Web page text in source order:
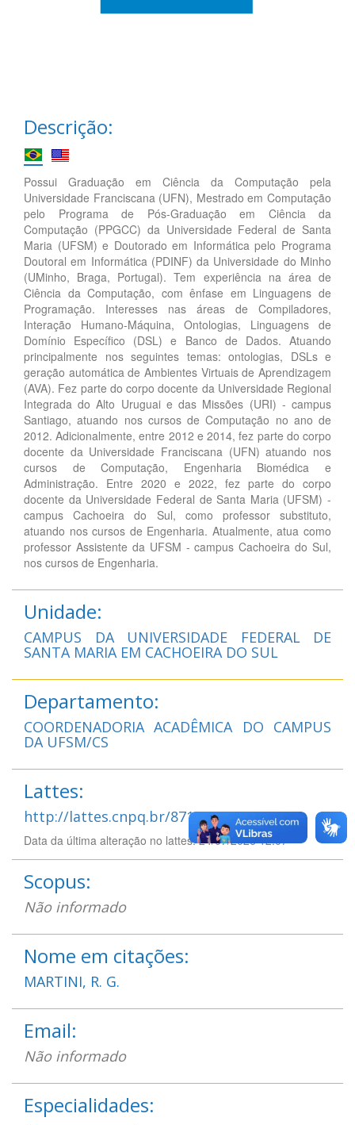
Descrição:
Possui Graduação em Ciência da Computação pela
Universidade Franciscana (UFN), Mestrado em Computação
pelo Programa de Pós-Graduação em Ciência da
Computação (PPGCC) da Universidade Federal de Santa
Maria (UFSM) e Doutorado em Informática pelo Programa
Doutoral em Informática (PDINF) da Universidade do Minho
(UMinho, Braga, Portugal). Tem experiência na área de
Ciência da Computação, com ênfase em Linguagens de
Programação. Interesses nas áreas de Compiladores,
Interação Humano-Máquina, Ontologias, Linguagens de
Domínio Específico (DSL) e Banco de Dados. Atuando
principalmente nos seguintes temas: ontologias, DSLs e
geração automática de Ambientes Virtuais de Aprendizagem
(AVA). Fez parte do corpo docente da Universidade Regional
Integrada do Alto Uruguai e das Missões (URI) - campus
Santiago, atuando nos cursos de Computação no ano de
2012. Adicionalmente, entre 2012 e 2014, fez parte do corpo
docente da Universidade Franciscana (UFN) atuando nos
cursos de Computação, Engenharia Biomédica e
Administração. Entre 2020 e 2022, fez parte do corpo
docente da Universidade Federal de Santa Maria (UFSM) -
campus Cachoeira do Sul, como professor substituto,
atuando nos cursos de Engenharia. Atualmente, atua como
professor Assistente da UFSM - campus Cachoeira do Sul,
nos cursos de Engenharia.
Unidade:
CAMPUS DA UNIVERSIDADE FEDERAL DE
SANTA MARIA EM CACHOEIRA DO SUL
Departamento:
COORDENADORIA ACADÊMICA DO CAMPUS
DA UFSM/CS
Lattes:
http://lattes.cnpq.br/8710772034085679
Data da última alteração no lattes: 24/07/2026 12:07
Scopus:
Não informado
Nome em citações:
MARTINI, R. G.
Email:
Não informado
Especialidades: